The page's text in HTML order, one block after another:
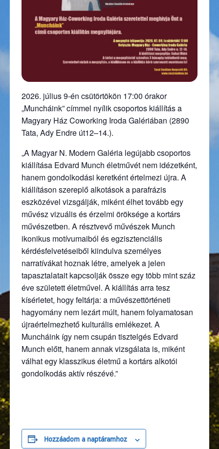
2026. július 9-én csütörtökön 17:00 órakor
„Muncháink” címmel nyílik csoportos kiállítás a
Magyary Ház Coworking Iroda Galériában (2890
Tata, Ady Endre út12–14.).
„A Magyar N. Modern Galéria legújabb csoportos
kiállítása Edvard Munch életművét nem idézetként,
hanem gondolkodási keretként értelmezi újra. A
kiállításon szereplő alkotások a parafrázis
eszközével vizsgálják, miként élhet tovább egy
művész vizuális és érzelmi öröksége a kortárs
művészetben. A résztvevő művészek Munch
ikonikus motívumaiból és egzisztenciális
kérdésfelvetéseiből kiindulva személyes
narratívákat hoznak létre, amelyek a jelen
tapasztalatait kapcsolják össze egy több mint száz
éve született életművel. A kiállítás arra tesz
kísérletet, hogy feltárja: a művészettörténeti
hagyomány nem lezárt múlt, hanem folyamatosan
újraértelmezhető kulturális emlékezet. A
Muncháink így nem csupán tisztelgés Edvard
Munch előtt, hanem annak vizsgálata is, miként
válhat egy klasszikus életmű a kortárs alkotói
gondolkodás aktív részévé.”
Hozzáadom a naptáramhoz